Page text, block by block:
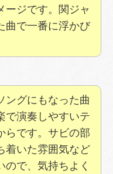
ージです。関ジャ
曲で一番に浮かび
ングにもなった曲
で演奏しやすいテ
らです。サビの部
着いた雰囲気など
ので、気持ちよく